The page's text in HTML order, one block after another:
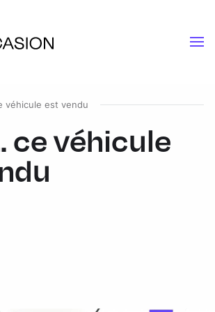
véhicule est vendu
ce véhicule